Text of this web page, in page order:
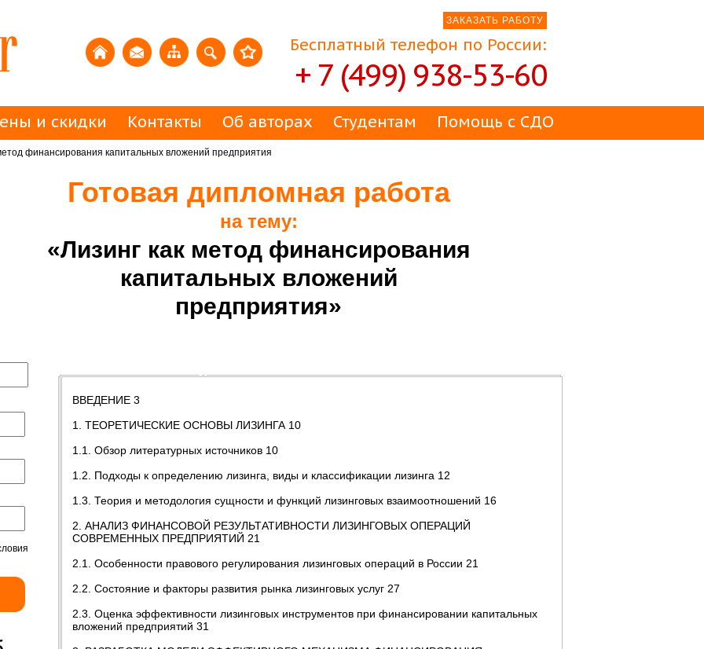
ЗАКАЗАТЬ РАБОТУ
Бесплатный телефон по России:
+ 7 (499) 938-53-60
и скидки Контакты Об авторах Студентам Помощь с СДО
финансирования капитальных вложений предприятия
Готовая дипломная работа
на тему:
«Лизинг как метод финансирования
капитальных вложений
предприятия»
ВВЕДЕНИЕ 3
1. ТЕОРЕТИЧЕСКИЕ ОСНОВЫ ЛИЗИНГА 10
1.1. Обзор литературных источников 10
1.2. Подходы к определению лизинга, виды и классификации лизинга 12
1.3. Теория и методология сущности и функций лизинговых взаимоотношений 16
2. АНАЛИЗ ФИНАНСОВОЙ РЕЗУЛЬТАТИВНОСТИ ЛИЗИНГОВЫХ ОПЕРАЦИЙ
СОВРЕМЕННЫХ ПРЕДПРИЯТИЙ 21
2.1. Особенности правового регулирования лизинговых операций в России 21
2.2. Состояние и факторы развития рынка лизинговых услуг 27
2.3. Оценка эффективности лизинговых инструментов при финансировании капитальных
вложений предприятий 31